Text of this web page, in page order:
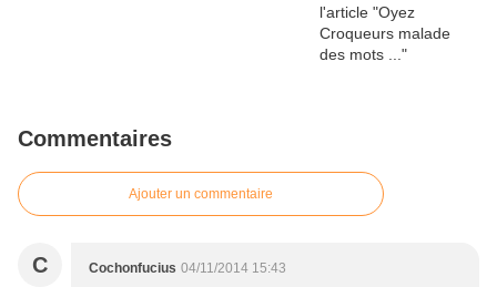
Commentaires
Ajouter un commentaire
C Cochonfucius 04/11/2014 15:43